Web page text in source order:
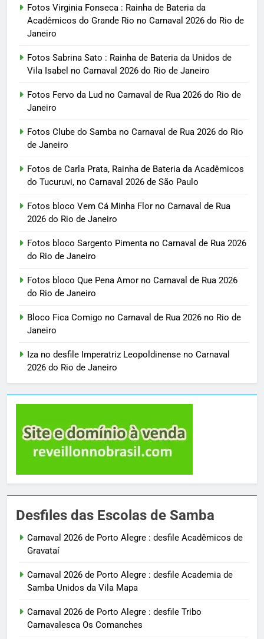
Fotos Virginia Fonseca : Rainha de Bateria da
Acadêmicos do Grande Rio no Carnaval 2026 do Rio de
Janeiro
Fotos Sabrina Sato : Rainha de Bateria da Unidos de
Vila Isabel no Carnaval 2026 do Rio de Janeiro
Fotos Fervo da Lud no Carnaval de Rua 2026 do Rio de
Janeiro
Fotos Clube do Samba no Carnaval de Rua 2026 do Rio
de Janeiro
Fotos de Carla Prata, Rainha de Bateria da Acadêmicos
do Tucuruvi, no Carnaval 2026 de São Paulo
Fotos bloco Vem Cá Minha Flor no Carnaval de Rua
2026 do Rio de Janeiro
Fotos bloco Sargento Pimenta no Carnaval de Rua 2026
do Rio de Janeiro
Fotos bloco Que Pena Amor no Carnaval de Rua 2026
do Rio de Janeiro
Bloco Fica Comigo no Carnaval de Rua 2026 no Rio de
Janeiro
Iza no desfile Imperatriz Leopoldinense no Carnaval
2026 do Rio de Janeiro
Desfiles das Escolas de Samba
Carnaval 2026 de Porto Alegre : desfile Acadêmicos de
Gravataí
Carnaval 2026 de Porto Alegre : desfile Academia de
Samba Unidos da Vila Mapa
Carnaval 2026 de Porto Alegre : desfile Tribo
Carnavalesca Os Comanches